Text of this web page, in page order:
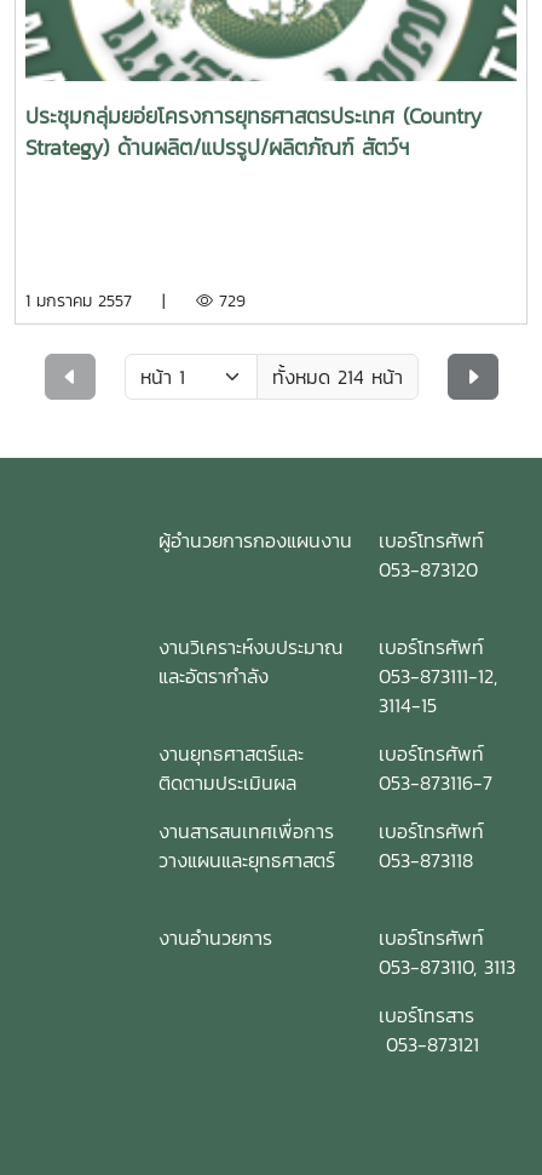
ประชุมกลุ่มยอ่ยโครงการยุทธศาสตรประเทศ (Country
Strategy) ด้านผลิต/แปรรูป/ผลิตภัณฑ์ สัตว์ฯ
1 มกราคม 2557 | 729
ทั้งหมด 214 หน้า
ผู้อำนวยการกองแผนงาน
เบอร์โทรศัพท์
053-873120
งานวิเคราะห์งบประมาณ
และอัตรากำลัง
เบอร์โทรศัพท์
053-873111-12,
3114-15
งานยุทธศาสตร์และ
ติดตามประเมินผล
เบอร์โทรศัพท์
053-873116-7
งานสารสนเทศเพื่อการ
วางแผนและยุทธศาสตร์
เบอร์โทรศัพท์
053-873118
งานอำนวยการ
เบอร์โทรศัพท์
053-873110, 3113
เบอร์โทรสาร
053-873121